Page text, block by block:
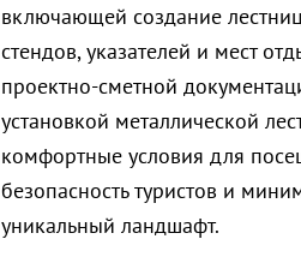
включающей создание
стендов, указателей и мест
проектно-сметной
установкой металлической
комфортные условия для
безопасность туристов и
уникальный ландшафт.